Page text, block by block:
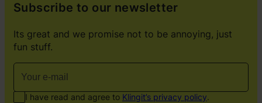
Subscribe to our newsletter
Its great and we promise not to be annoying, just
fun stuff.
I have read and agree to Klingit’s privacy policy.